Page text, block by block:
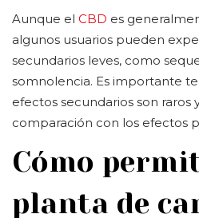
Aunque el CBD es
algunos usuarios pueden
secundarios leves, como
somnolencia. Es importante
efectos secundarios son raros
comparación con los efectos
Cómo
planta de